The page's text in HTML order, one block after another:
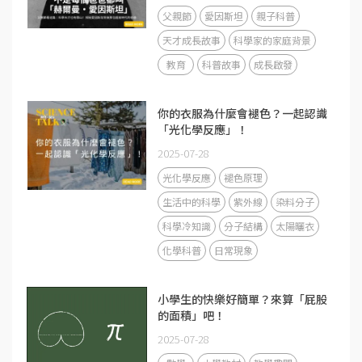
父親節 愛因斯坦
親子科普
天才成長故事
科學家的家庭背景
教育
科普故事 成長啟發
你的衣服為什麼會褪色？一起認識
「光化學反應」！
2025-07-28
光化學反應
褪色原理
生活中的科學
紫外線
染料分子
科學冷知識
分子結構
太陽曬衣
化學科普
日常現象
小學生的快樂好簡單？來算「屁股
的面積」吧！
2025-07-28